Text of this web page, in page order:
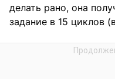
делать рано, она
задание в 15 циклов